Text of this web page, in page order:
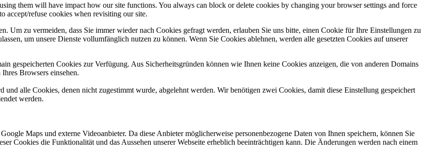
them will have impact how our site functions. You always can block or delete cookies by changing your browser settings and force
refuse cookies when revisiting our site.
Um zu vermeiden, dass Sie immer wieder nach Cookies gefragt werden, erlauben Sie uns bitte, einen Cookie für Ihre Einstellungen zu
um unsere Dienste vollumfänglich nutzen zu können. Wenn Sie Cookies ablehnen, werden alle gesetzten Cookies auf unserer
gespeicherten Cookies zur Verfügung. Aus Sicherheitsgründen können wie Ihnen keine Cookies anzeigen, die von anderen Domains
Browsers einsehen.
alle Cookies, denen nicht zugestimmt wurde, abgelehnt werden. Wir benötigen zwei Cookies, damit diese Einstellung gespeichert
werden.
Maps und externe Videoanbieter. Da diese Anbieter möglicherweise personenbezogene Daten von Ihnen speichern, können Sie
Cookies die Funktionalität und das Aussehen unserer Webseite erheblich beeinträchtigen kann. Die Änderungen werden nach einem